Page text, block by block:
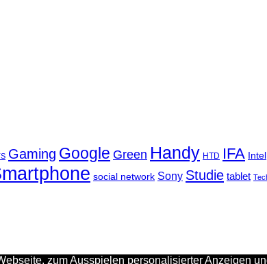
Gaming Google Green Handy HTD IFA Intel
social network Sony Studie tablet
zum Ausspielen personalisierter Anzeigen